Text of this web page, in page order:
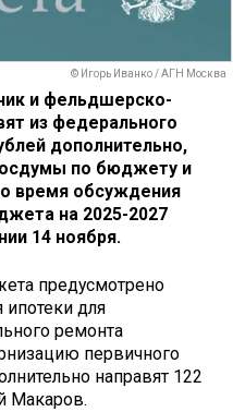
© Игорь Иванко / АГН Москва
и фельдшерско-
из федерального
дополнительно,
по бюджету и
время обсуждения
на 2025-2027
14 ноября.
предусмотрено
для
ремонта
первичного
направят 122
Макаров.